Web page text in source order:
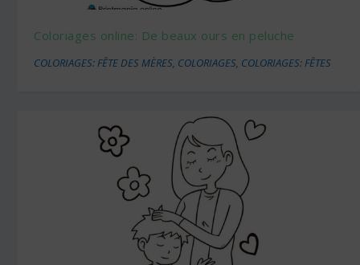
Coloriages online: De beaux ours en peluche
COLORIAGES: FÊTE DES MÈRES, COLORIAGES, COLORIAGES: FÊTES